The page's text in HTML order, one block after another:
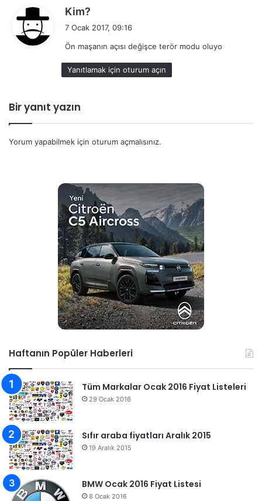
Kim?
i
k
i
7 Ocak 2017, 09:16
Ön maşanın açısı değişce terör modu oluyo
Yanıtlamak için oturum açın
Bir yanıt yazın
Yorum yapabilmek için oturum açmalısınız.
Haftanın Popüler Haberleri
Tüm Markalar Ocak 2016 Fiyat Listeleri
29 Ocak 2016
Sıfır araba fiyatları Aralık 2015
19 Aralık 2015
BMW Ocak 2016 Fiyat Listesi
8 Ocak 2016